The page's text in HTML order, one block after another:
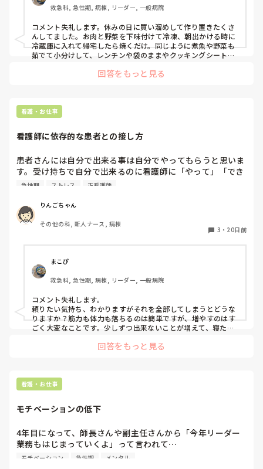
救急科, 急性期, 病棟, リーダー, 一般病院
コメント失礼します。休みの日に買い溜めして作り置きたくさ
んしてました。お肉と野菜を下味付けて冷凍、朝出かける時に
冷蔵庫に入れて帰宅したら焼くだけ。同じように煮魚や野菜も
茹でて小分けして、レンチンや袋のままやクッキングシートま
回答をもっと見る
看護・お仕事
看護師に依存的な患者との接し方
患者さんには自分で出来る事は自分でやってもらうと思いま
す。受け持ちで自分で出来るのに看護師に「やって」「でき
ないから言ってるのにどうしてそういう言い方するの」など
ったら怒られました。
みなさんはこういう依存している患者さんと関わる時どうし
てますか？
急性期 ストレス 正看護師
りんごちゃん
その他の科, 新人ナース, 病棟
3 ・ 20日前
まこぴ
救急科, 急性期, 病棟, リーダー, 一般病院
コメント失礼します。
頼りたい気持ち、わかりますがそれを全部してしまうとどうな
りますか？筋力も体力も落ちるのは簡単ですが、増やすのはす
ごく大変なことです。少しずつ出来ないことが増えて、寝たき
来ないことはお手伝いしますが、出来ることまで手伝うとADL
口に入れられるのとでは違いますよね。最後まで自分らしく、
過ごしませんか？
のは、患者も看護師も自宅で過ごすには家族にも有意義なこと
回答をもっと見る
看護・お仕事
モチベーションの低下
4年目になって、師長さんや副主任さんから「今年リーダー
業務もはじまっていくよ」って言われて…
そこまでわたしまだ自覚も責任感もないし、不安ばかり、は
モチベーション 急性期 メンタル